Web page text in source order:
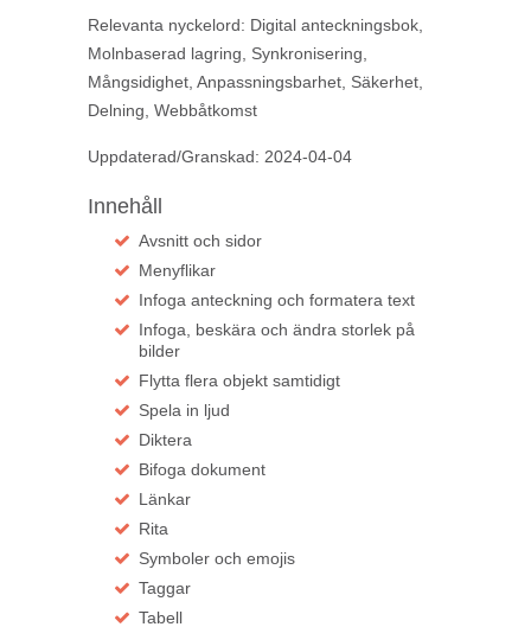
Relevanta nyckelord: Digital anteckningsbok,
Molnbaserad lagring, Synkronisering,
Mångsidighet, Anpassningsbarhet, Säkerhet,
Delning, Webbåtkomst
Uppdaterad/Granskad: 2024-04-04
Innehåll
Avsnitt och sidor
Menyflikar
Infoga anteckning och formatera text
Infoga, beskära och ändra storlek på
bilder
Flytta flera objekt samtidigt
Spela in ljud
Diktera
Bifoga dokument
Länkar
Rita
Symboler och emojis
Taggar
Tabell